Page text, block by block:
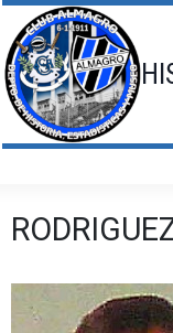
Saltar
al
contenido